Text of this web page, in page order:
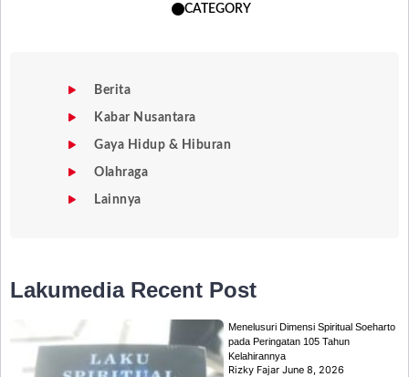
CATEGORY
Berita
Kabar Nusantara
Gaya Hidup & Hiburan
Olahraga
Lainnya
Lakumedia Recent Post
Menelusuri Dimensi Spiritual Soeharto
pada Peringatan 105 Tahun
Kelahirannya
Rizky FajarJune 8, 2026